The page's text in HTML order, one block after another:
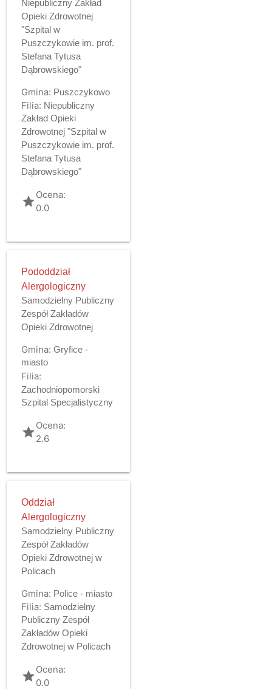
Niepubliczny Zakład
Opieki Zdrowotnej
"Szpital w
Puszczykowie im. prof.
Stefana Tytusa
Dąbrowskiego"
Gmina: Puszczykowo
Filia: Niepubliczny
Zakład Opieki
Zdrowotnej "Szpital w
Puszczykowie im. prof.
Stefana Tytusa
Dąbrowskiego"
gradeOcena:
0.0
Pododdział
Alergologiczny
Samodzielny Publiczny
Zespół Zakładów
Opieki Zdrowotnej
Gmina: Gryfice -
miasto
Filia:
Zachodniopomorski
Szpital Specjalistyczny
gradeOcena:
2.6
Oddział
Alergologiczny
Samodzielny Publiczny
Zespół Zakładów
Opieki Zdrowotnej w
Policach
Gmina: Police - miasto
Filia: Samodzielny
Publiczny Zespół
Zakładów Opieki
Zdrowotnej w Policach
gradeOcena:
0.0